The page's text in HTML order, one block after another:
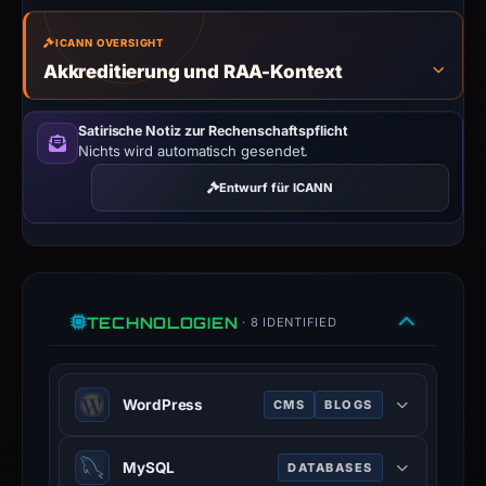
188.114.96.3,
registration
date
May
18,
2026,
Netflix.
changed
collection.
ICANN OVERSIGHT
Akkreditierung und RAA-Kontext
Satirische Notiz zur Rechenschaftspflicht
Nichts wird automatisch gesendet.
Entwurf für ICANN
TECHNOLOGIEN · 8 IDENTIFIED
WordPress CMS BLOGS
WordPress is a free and open-
source content management system
MySQL DATABASES